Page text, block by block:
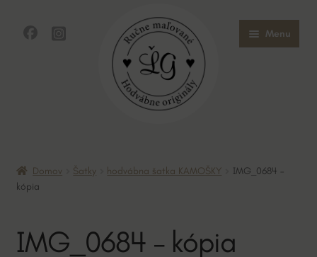
Menu
Obchod
Domov Šatky hodvábna šatka KAMOŠKY
IMG_0684 –
kópia
IMG_0684 – kópia